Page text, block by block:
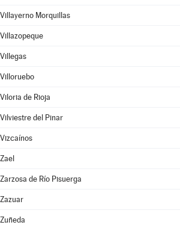
Villayerno Morquillas
Villazopeque
Villegas
Villoruebo
Viloria de Rioja
Vilviestre del Pinar
Vizcaínos
Zael
Zarzosa de Río Pisuerga
Zazuar
Zuñeda